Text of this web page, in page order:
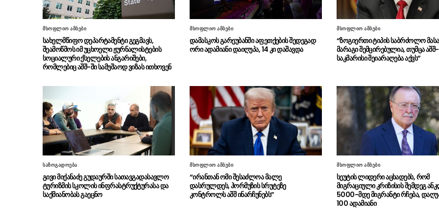
მსოფლიო ამბები
სახელმწიფო დეპარტამენტი გეგმავს,
შეამოწმოს იმ უცხოელი ჟურნალისტების
სოციალური ქსელების ანგარიშები,
რომლებიც აშშ-ში სამუშაოდ ვიზას ითხოვენ
მსოფლიო ამბები
დამასკოს გარეუბანში აფეთქების შედეგად
ორი ადამიანი დაიღუპა, 14 კი დაშავდა
მსოფლიო ამბები
“ზოგიერთი ტიპის საბრძოლო
მარაგი შემცირებულია, თუმცა
საკმარისი შეიარაღება აქვს”
საზოგადოება
გივი მიქანაძე გუდაურში სათავგადასავლო
ტურიზმის სკოლის ინფრასტრუქტურასა და
საქმიანობას გაეცნო
მსოფლიო ამბები
“ირანთან ომი შესაძლოა მალე
დასრულდეს, ჰორმუზის სრუტეზე
კონტროლს აშშ ინარჩუნებს”
მსოფლიო ამბები
სეუტის ლიდერი აცხადებს, რომ
მიგრაციული კრიზისის შემდეგ
5000-მდე მიგრანტი რჩება,
100 ადამიანი